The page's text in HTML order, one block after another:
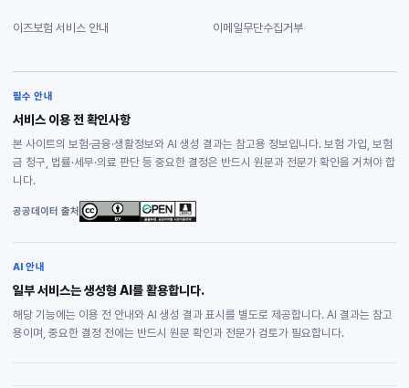
이즈보험 서비스 안내 이메일무단수집거부
필수 안내
서비스 이용 전 확인사항
본 사이트의 보험·금융·생활정보와 AI 생성 결과는 참고용 정보입니다. 보험 가입, 보험
금 청구, 법률·세무·의료 판단 등 중요한 결정은 반드시 원문과 전문가 확인을 거쳐야 합
니다.
공공데이터 출처
AI 안내
일부 서비스는 생성형 AI를 활용합니다.
해당 기능에는 이용 전 안내와 AI 생성 결과 표시를 별도로 제공합니다. AI 결과는 참고
용이며, 중요한 결정 전에는 반드시 원문 확인과 전문가 검토가 필요합니다.